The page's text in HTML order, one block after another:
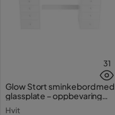
31
Glow Stort sminkebord med
glassplate – oppbevaring
med skuffer og rom 120 cm
Hvit